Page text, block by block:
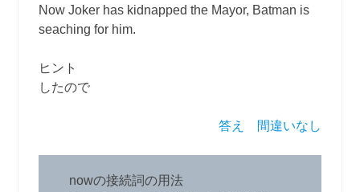
Now Joker has kidnapped the Mayor, Batman is
seaching for him.
ヒント
したので
答え 間違いなし
nowの接続詞の用法